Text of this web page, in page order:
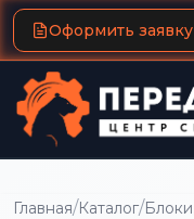
Оформить заявку
Главная/Каталог/